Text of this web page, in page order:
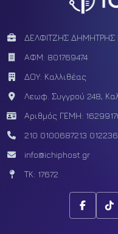
ΔΕΛΦΙΤΖΗΣ ΔΗΜΗΤΡΗΣ
ΑΦΜ: 801769474
ΔΟΥ: Καλλιθέας
Λεωφ. Συγγρού 248,
Αριθμός ΓΕΜΗ:
210 0100687213
info@ichiphost.gr
ΤΚ: 17672